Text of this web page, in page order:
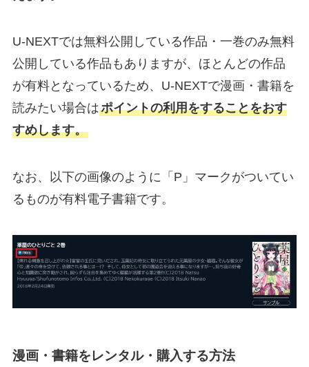
U-NEXTでは無料公開している作品・一巻のみ無料
公開している作品もありますが、ほとんどの作品
が有料となっているため、U-NEXTで漫画・書籍を
読みたい場合はポイントの利用をすることをおす
すめします。
なお、以下の画像のように「P」マークがついてい
るものが有料電子書籍です。
漫画・書籍をレンタル・購入する方法